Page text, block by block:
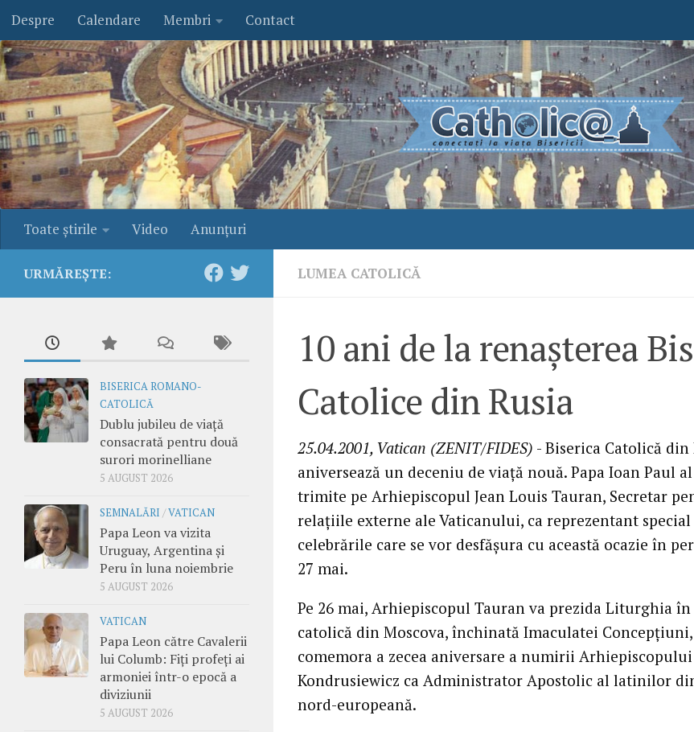
Skip to content
Despre Calendare Membri Contact
Toate ştirile Video Anunţuri
LUMEA CATOLICĂ
10 ani de la renaşterea
Catolice din Rusia
25.04.2001, Vatican (ZENIT/FIDES) - Biserica Catolică din
aniversează un deceniu de viaţă nouă. Papa Ioan Paul
trimite pe Arhiepiscopul Jean Louis Tauran, Secretar
relaţiile externe ale Vaticanului, ca reprezentant special
celebrările care se vor desfăşura cu această ocazie în
27 mai.
Pe 26 mai, Arhiepiscopul Tauran va prezida Liturghia în
catolică din Moscova, închinată Imaculatei
comemora a zecea aniversare a numirii Arhiepiscopului
Kondrusiewicz ca Administrator Apostolic al latinilor
nord-europeană.
URMĂREȘTE:
BISERICA ROMANO-
CATOLICĂ
Dublu jubileu de viață
consacrată pentru două
surori morinelliane
5 AUGUST 2026
SEMNALĂRI /VATICAN
Papa Leon va vizita
Uruguay, Argentina și
Peru în luna noiembrie
5 AUGUST 2026
VATICAN
Papa Leon către Cavalerii
lui Columb: Fiți profeți ai
armoniei într-o epocă a
diviziunii
5 AUGUST 2026